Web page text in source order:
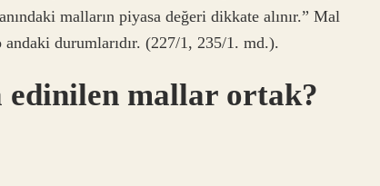
malların piyasa değeri dikkate alınır.” Mal
durumlarıdır. (227/1, 235/1. md.).
mallar ortak?